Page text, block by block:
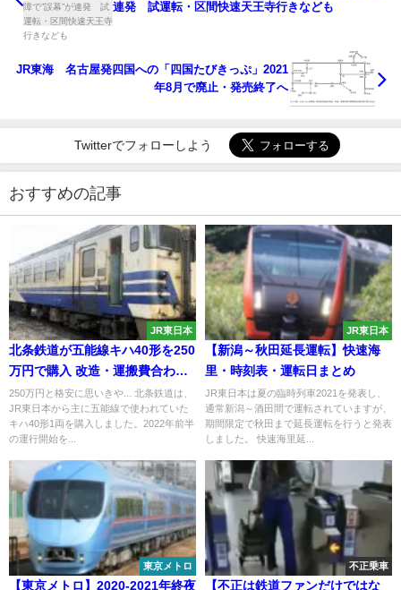
連発 試運転・区間快速天王寺行きなども
JR東海 名古屋発四国への「四国たびきっぷ」2021
年8月で廃止・発売終了へ
Twitterでフォローしよう
おすすめの記事
JR東日本
北条鉄道が五能線キハ40形を250
万円で購入 改造・運搬費合わせ
ると2900万円に
250万円と格安に思いきや... 北条鉄道は、
JR東日本から主に五能線で使われていた
キハ40形1両を購入しました。2022年前半
の運行開始を...
JR東日本
【新潟～秋田延長運転】快速海
里・時刻表・運転日まとめ
JR東日本は夏の臨時列車2021を発表し、
通常新潟～酒田間で運転されていますが、
期間限定で秋田まで延長運転を行うと発表
しました。 快速海里延...
東京メトロ
【東京メトロ】2020-2021年終夜
不正乗車
【不正は鉄道ファンだけではな